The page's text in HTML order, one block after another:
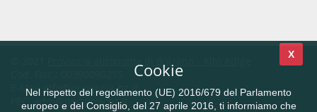
E-Mail info@provincia.bz.it
PEC:adm@pec.prov.bz.it
X
Cookie
Nel rispetto del regolamento (UE) 2016/679 del Parlamento
europeo e del Consiglio, del 27 aprile 2016, ti informiamo che